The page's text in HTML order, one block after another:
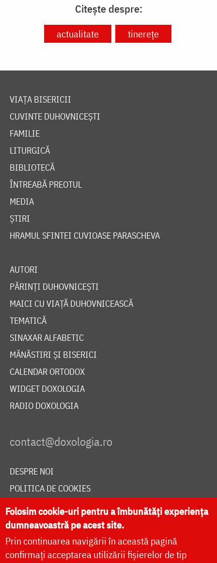
Citește despre:
actualitate tinerețe
VIAȚA BISERICII
CUVINTE DUHOVNICEȘTI
FAMILIE
LITURGICĂ
BIBLIOTECĂ
ÎNTREABĂ PREOTUL
MEDIA
ȘTIRI
HRAMUL SFINTEI CUVIOASE PARASCHEVA
AUTORI
PĂRINȚI DUHOVNICEȘTI
MAICI CU VIAȚĂ DUHOVNICEASCĂ
TEMATICĂ
SINAXAR ALFABETIC
MĂNĂSTIRI ȘI BISERICI
CALENDAR ORTODOX
WIDGET DOXOLOGIA
RADIO DOXOLOGIA
DESPRE NOI
POLITICA DE COOKIES
DONEAZĂ ONLINE PENTRU CATEDRALA NAȚIONALĂ
LIVE
Folosim cookie-uri pentru a îmbunătăți experiența
dumneavoastră pe acest site.
Prin continuarea navigării în această pagină
confirmați acceptarea utilizării fișierelor de tip